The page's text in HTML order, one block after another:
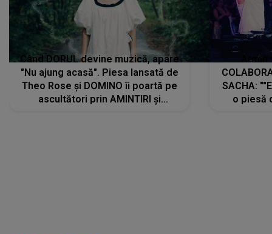
Când DORUL devine muzică, apare
"Nu ajung acasă". Piesa lansată de
Theo Rose și DOMINO îi poartă pe
ascultători prin AMINTIRI și
SACHA:
o piesă